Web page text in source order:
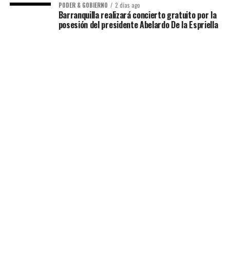
PODER & GOBIERNO 2 días ago
Barranquilla realizará concierto gratuito por la
posesión del presidente Abelardo De la Espriella